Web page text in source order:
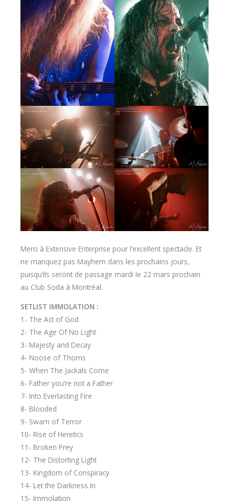
Merci à Extensive Enterprise pour l’excellent spectacle. Et
ne manquez pas Mayhem dans les prochains jours,
puisqu’ils seront de passage mardi le 22 mars prochain
au Club Soda à Montréal.
SETLIST IMMOLATION :
1- The Act of God
2- The Age Of No Light
3- Majesty and Decay
4- Noose of Thorns
5- When The Jackals Come
6- Father you’re not a Father
7- Into Everlasting Fire
8- Blooded
9- Swam of Terror
10- Rise of Heretics
11- Broken Prey
12- The Distorting Light
13- Kingdom of Conspiracy
14- Let the Darkness In
15- Immolation